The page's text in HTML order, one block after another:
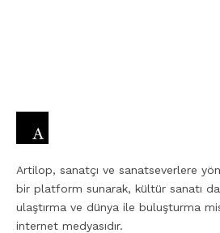
Artilop, sanatçı ve sanatseverlere
bir platform sunarak, kültür sanatı
ulaştırma ve dünya ile buluşturma
internet medyasıdır.